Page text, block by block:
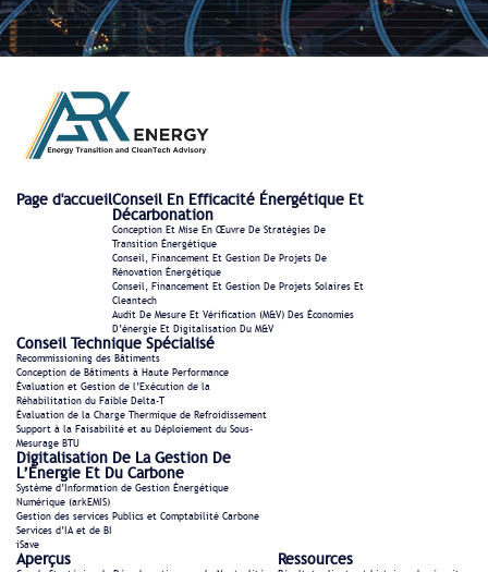
Page d'accueilConseil En Efficacité Énergétique Et
Décarbonation
Conception Et Mise En Œuvre De Stratégies De
Transition Énergétique
Conseil, Financement Et Gestion De Projets De
Rénovation Énergétique
Conseil, Financement Et Gestion De Projets Solaires Et
Cleantech
Audit De Mesure Et Vérification (M&V) Des Économies
D’énergie Et Digitalisation Du M&V
Conseil Technique Spécialisé
Recommissioning des Bâtiments
Conception de Bâtiments à Haute Performance
Évaluation et Gestion de l’Exécution de la
Réhabilitation du Faible Delta-T
Évaluation de la Charge Thermique de Refroidissement
Support à la Faisabilité et au Déploiement du Sous-
Mesurage BTU
Digitalisation De La Gestion De
L’Énergie Et Du Carbone
Système d’Information de Gestion Énergétique
Numérique (arkEMIS)
Gestion des services Publics et Comptabilité Carbone
Services d’IA et de BI
iSave
Aperçus Ressources